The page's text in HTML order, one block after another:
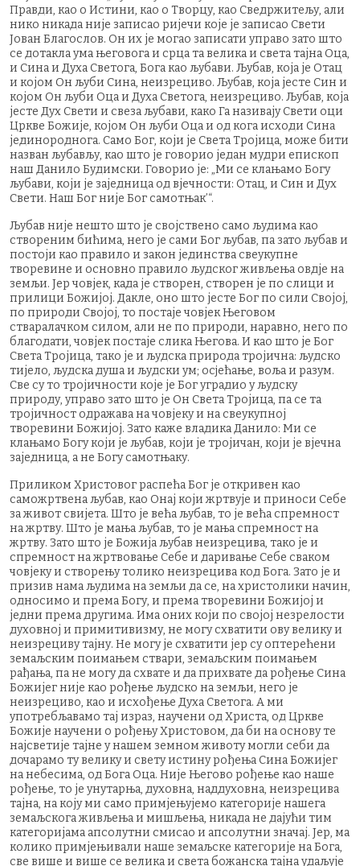
Правди, као о Истини, као о Творцу, као Сведржитељу, али
нико никада није записао ријечи које је записао Свети
Јован Благослов. Он их је могао записати управо зато што
се дотакла ума његовога и срца та велика и света тајна Оца,
и Сина и Духа Светога, Бога као љубави. Љубав, која је Отац
и којом Он љуби Сина, неизрециво. Љубав, која јесте Син и
којом Он љуби Оца и Духа Светога, неизрециво. Љубав, која
јесте Дух Свети и свеза љубави, како Га називају Свети оци
Цркве Божије, којом Он љуби Оца и од кога исходи Сина
јединороднога. Само Бог, који је Света Тројица, може бити
назван љубављу, као што је говорио један мудри епископ
наш Данило Будимски. Говорио је: „Ми се клањамо Богу
љубави, који је заједница од вјечности: Отац, и Син и Дух
Свети. Наш Бог није Бог самотњак’“.
Љубав није нешто што је својствено само људима као
створеним бићима, него је сами Бог љубав, па зато љубав и
постоји као правило и закон јединства свеукупне
творевине и основно правило људског живљења овдје на
земљи. Јер човјек, када је створен, створен је по слици и
прилици Божијој. Дакле, оно што јесте Бог по сили Својој,
по природи Својој, то постаје човјек Његовом
стваралачком силом, али не по природи, наравно, него по
благодати, човјек постаје слика Његова. И као што је Бог
Света Тројица, тако је и људска природа тројична: људско
тијело, људска душа и људски ум; ocjeћање, воља и разум.
Све су то тројичности које је Бог уградио у људску
природу, управо зато што је Он Света Тројица, па се та
тројичност одражава на човјеку и на свеукупној
творевини Божијој. Зато каже владика Данило: Ми се
клањамо Богу који је љубав, који је тројичан, који је вјечна
заједница, а не Богу самотњаку.
Приликом Христовог распећа Бог је откривен као
саможртвена љубав, као Онај који жртвује и приноси Себе
за живот свијета. Што је већа љубав, то је већа спремност
на жртву. Што је мања љубав, то је мања спремност на
жртву. Зато што је Божија љубав неизрецива, тако је и
спремност на жртвовање Себе и даривање Себе сваком
човјеку и створењу толико неизрецива код Бога. Зато је и
призив нама људима на земљи да се, на христолики начин,
односимо и према Богу, и према творевини Божијој и
једни према другима. Има оних који по својој незрелости
духовној и примитивизму, не могу схватити ову велику и
неизрециву тајну. Не могу је схватити јер су оптерећени
земаљским поимањем ствари, земаљским поимањем
рађања, па не могу да схвате и да прихвате да рођење Сина
Божијег није као рођење људско на земљи, него је
неизрециво, као и исхођење Духа Светога. А ми
употребљавамо тај израз, научени од Христа, од Цркве
Божије научени о рођењу Христовом, да би на основу те
најсветије тајне у нашем земном животу могли себи да
дочарамо ту велику и свету истину рођења Сина Божијег
на небесима, од Бога Оца. Није Његово рођење као наше
рођење, то је унутарња, духовна, наддуховна, неизрецива
тајна, на коју ми само примјењујемо категорије нашега
земаљскога живљења и мишљења, никада не дајући тим
категоријама апсолутни смисао и апсолутни значај. Јер, ма
колико примјењивали наше земаљске категорије на Бога,
све више и више се велика и света божанска тајна удаљује